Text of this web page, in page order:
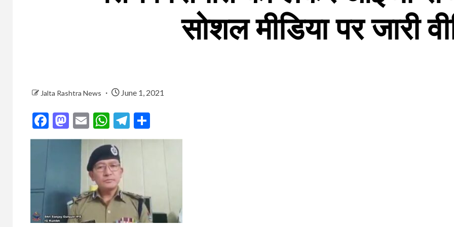
सोशल मीडिया पर जारी
Jalta Rashtra News June 1, 2021
Facebook
Mastodon
EmailWhatsApp
Telegram